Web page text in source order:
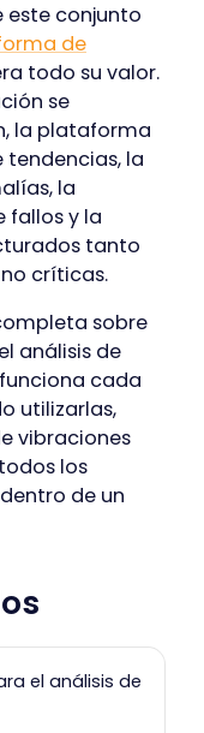
este conjunto
de
todo su valor.
se
la plataforma
la
la
fallos y la
tanto
críticas.
sobre
análisis de
cada
utilizarlas,
vibraciones
los
de un
el análisis de